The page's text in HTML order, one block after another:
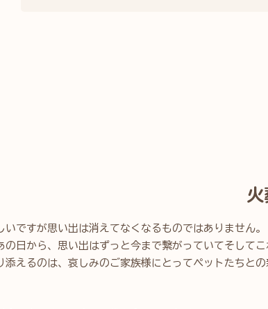
ですが思い出は消えてなくなるものではありません。
の日から、思い出はずっと今まで繋がっていてそして
添えるのは、哀しみのご家族様にとってペットたちと